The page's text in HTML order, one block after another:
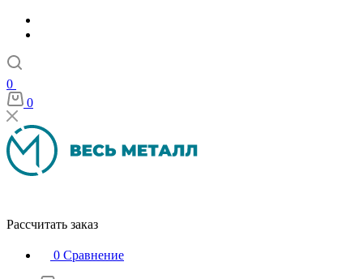
0
0
Рассчитать заказ
0 Сравнение